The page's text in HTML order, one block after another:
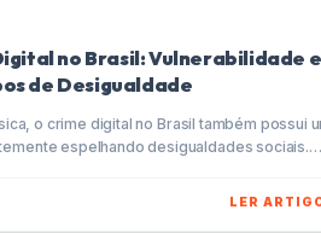
no Brasil: Vulnerabilidade e
de Desigualdade
o crime digital no Brasil também possui
espelhando desigualdades sociais.
dados e finanças neste cenário.
LER